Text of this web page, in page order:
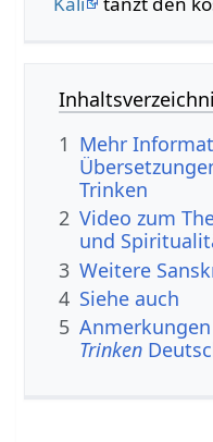
1 Mehr
Trinken
2 Video zum
und
3 Weitere
4 Siehe auch
5
Trinken